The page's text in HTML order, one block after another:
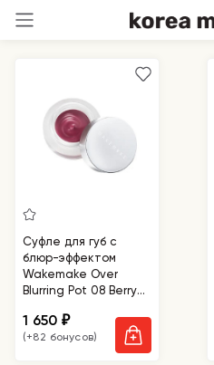
Суфле для губ с
блюр-эффектом
Wakemake Over
Blurring Pot 08 Berry
1 650₽
(+82 бонусов)